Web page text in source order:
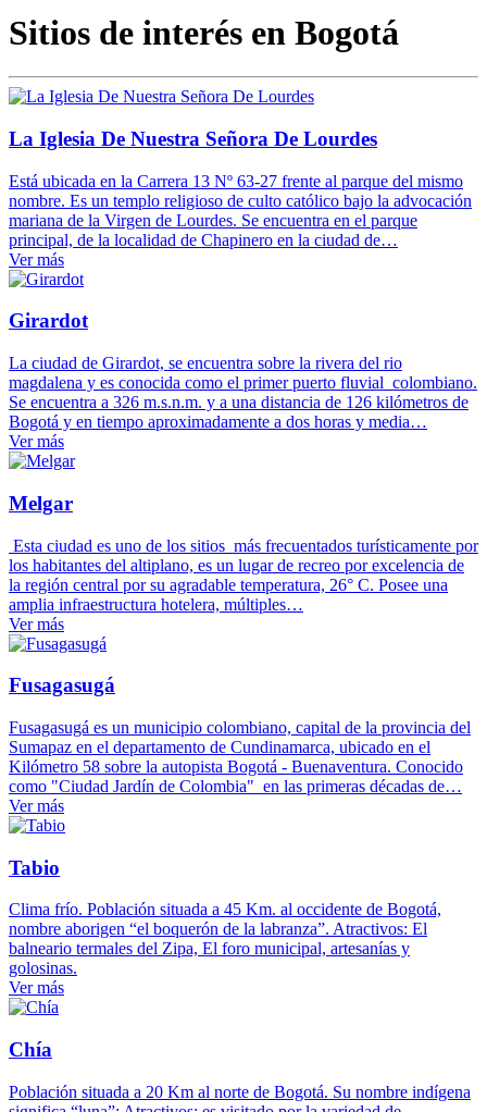
Sitios de interés en Bogotá
La Iglesia De Nuestra Señora De Lourdes
Está ubicada en la Carrera 13 Nº 63-27 frente al parque del mismo
nombre. Es un templo religioso de culto católico bajo la advocación
mariana de la Virgen de Lourdes. Se encuentra en el parque
principal, de la localidad de Chapinero en la ciudad de…
Ver más
Girardot
La ciudad de Girardot, se encuentra sobre la rivera del rio
magdalena y es conocida como el primer puerto fluvial colombiano.
Se encuentra a 326 m.s.n.m. y a una distancia de 126 kilómetros de
Bogotá y en tiempo aproximadamente a dos horas y media…
Ver más
Melgar
Esta ciudad es uno de los sitios más frecuentados turísticamente por
los habitantes del altiplano, es un lugar de recreo por excelencia de
la región central por su agradable temperatura, 26° C. Posee una
amplia infraestructura hotelera, múltiples…
Ver más
Fusagasugá
Fusagasugá es un municipio colombiano, capital de la provincia del
Sumapaz en el departamento de Cundinamarca, ubicado en el
Kilómetro 58 sobre la autopista Bogotá - Buenaventura. Conocido
como "Ciudad Jardín de Colombia" en las primeras décadas de…
Ver más
Tabio
Clima frío. Población situada a 45 Km. al occidente de Bogotá,
nombre aborigen “el boquerón de la labranza”. Atractivos: El
balneario termales del Zipa, El foro municipal, artesanías y
golosinas.
Ver más
Chía
Población situada a 20 Km al norte de Bogotá. Su nombre indígena